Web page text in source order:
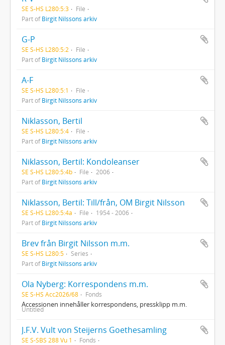
SE S-HS L280:5:3
File
Part ofBirgit Nilssons arkiv
G-P
SE S-HS L280:5:2
File
Part ofBirgit Nilssons arkiv
A-F
SE S-HS L280:5:1
File
Part ofBirgit Nilssons arkiv
Niklasson, Bertil
SE S-HS L280:5:4
File
Part ofBirgit Nilssons arkiv
Niklasson, Bertil: Kondoleanser
SE S-HS L280:5:4b File
2006
Part ofBirgit Nilssons arkiv
Niklasson, Bertil: Till/från, OM Birgit Nilsson
SE S-HS L280:5:4a File
1954 - 2006
Part ofBirgit Nilssons arkiv
Brev från Birgit Nilsson m.m.
SE S-HS L280:5
Series
Part ofBirgit Nilssons arkiv
Ola Nyberg: Korrespondens m.m.
SE S-HS Acc2026/68 Fonds
Accessionen innehåller korrespondens, pressklipp m.m.
Untitled
J.F.V. Vult von Steijerns Goethesamling
SE S-SBS 288 Vu 1
Fonds